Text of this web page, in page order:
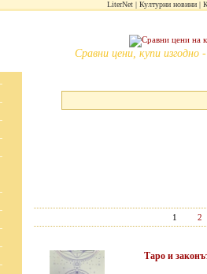
LiterNet Културни новини
Сравни цени, купи изгодно
1 2
Таро и